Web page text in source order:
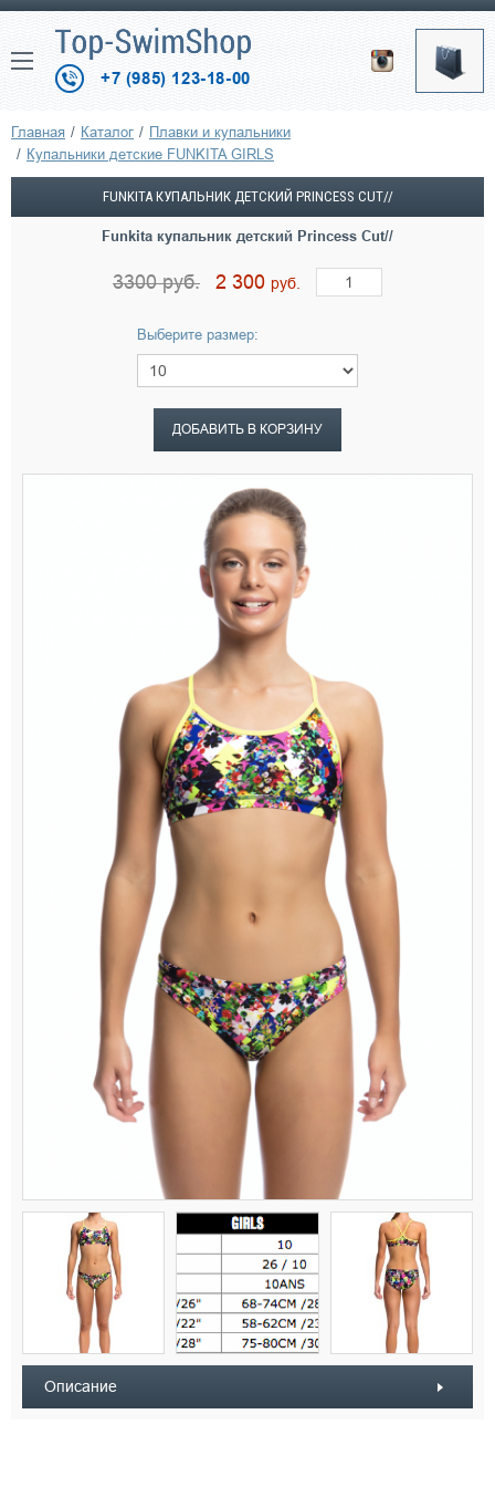
+7 (985) 123-18-00
Главная Каталог
Плавки и купальники
Купальники детские FUNKITA GIRLS
FUNKITA КУПАЛЬНИК ДЕТСКИЙ PRINCESS CUT//
Funkita купальник детский Princess Cut//
3300руб. 2 300 руб.
Выберите размер:
ДОБАВИТЬ В КОРЗИНУ
Описание